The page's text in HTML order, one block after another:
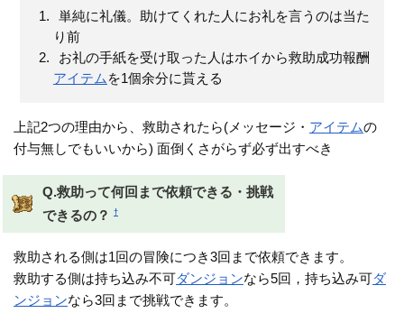
単純に礼儀。助けてくれた人にお礼を言うのは当た
り前
お礼の手紙を受け取った人はホイから救助成功報酬
アイテム を1個余分に貰える
上記2つの理由から、救助されたら(メッセージ・ アイテムの
付与無しでもいいから) 面倒くさがらず必ず出すべき
Q.救助って何回まで依頼できる・挑戦
できるの？
†
救助される側は1回の冒険につき3回まで依頼できます。
救助する側は持ち込み不可ダンジョンなら5回，持ち込み可ダ
ンジョンなら3回まで挑戦できます。